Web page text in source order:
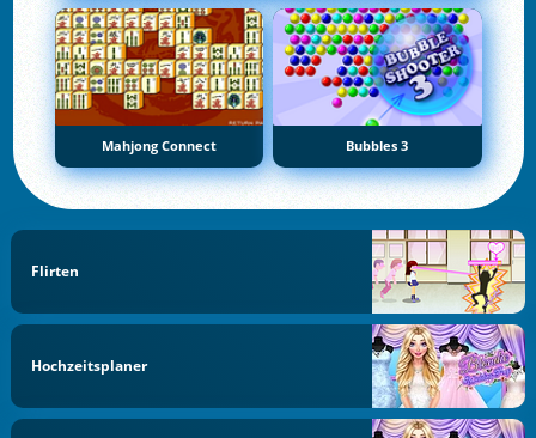
Mahjong Connect Bubbles 3
Flirten
Hochzeitsplaner